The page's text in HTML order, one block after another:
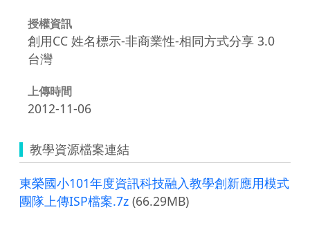
授權資訊
創用CC 姓名標示-非商業性-相同方式分享 3.0
台灣
上傳時間
2012-11-06
教學資源檔案連結
東榮國小101年度資訊科技融入教學創新應用模式
團隊上傳ISP檔案.7z (66.29MB)